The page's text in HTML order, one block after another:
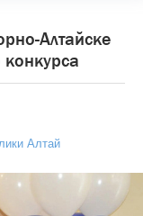
Алтайске
Алтай